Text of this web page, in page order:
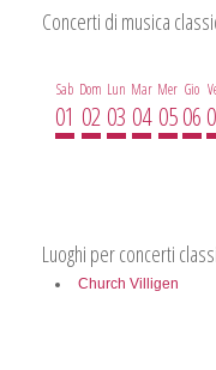
Concerti di musica
Sab
01
Dom
02
Lun
03
Mar
04
Mer
05
Gio
06
Luoghi per concerti
Church Villigen